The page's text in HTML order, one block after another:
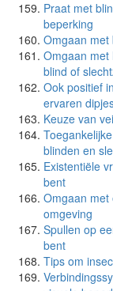
Praat met
beperking
Omgaan met
Omgaan met
blind of
Ook positief
ervaren
Keuze van
blinden en
Existentiële
bent
Omgaan met
omgeving
Spullen op
bent
Tips om